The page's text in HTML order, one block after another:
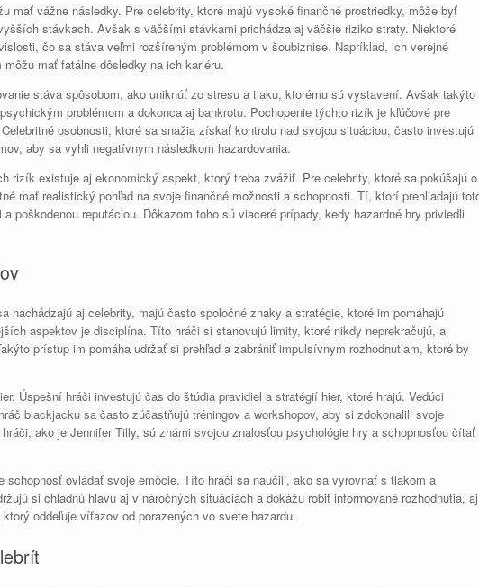
mať vážne následky. Pre celebrity, ktoré majú vysoké finančné prostriedky, môže byť
stávkach. Avšak s väčšími stávkami prichádza aj väčšie riziko straty. Niektoré
čo sa stáva veľmi rozšíreným problémom v šoubiznise. Napríklad, ich verejné
mať fatálne dôsledky na ich kariéru.
stáva spôsobom, ako uniknúť zo stresu a tlaku, ktorému sú vystavení. Avšak takýto
problémom a dokonca aj bankrotu. Pochopenie týchto rizík je kľúčové pre
osobnosti, ktoré sa snažia získať kontrolu nad svojou situáciou, často investujú
aby sa vyhli negatívnym následkom hazardovania.
rizík existuje aj ekonomický aspekt, ktorý treba zvážiť. Pre celebrity, ktoré sa pokúšajú o
mať realistický pohľad na svoje finančné možnosti a schopnosti. Tí, ktorí prehliadajú
poškodenou reputáciou. Dôkazom toho sú viaceré prípady, kedy hazardné hry priviedli
nachádzajú aj celebrity, majú často spoločné znaky a stratégie, ktoré im pomáhajú
aspektov je disciplína. Títo hráči si stanovujú limity, ktoré nikdy neprekračujú, a
prístup im pomáha udržať si prehľad a zabrániť impulsívnym rozhodnutiam, ktoré by
Úspešní hráči investujú čas do štúdia pravidiel a stratégií hier, ktoré hrajú. Vedúci
blackjacku sa často zúčastňujú tréningov a workshopov, aby si zdokonalili svoje
ako je Jennifer Tilly, sú známi svojou znalosťou psychológie hry a schopnosťou čítať
schopnosť ovládať svoje emócie. Títo hráči sa naučili, ako sa vyrovnať s tlakom a
si chladnú hlavu aj v náročných situáciách a dokážu robiť informované rozhodnutia, aj
oddeľuje víťazov od porazených vo svete hazardu.